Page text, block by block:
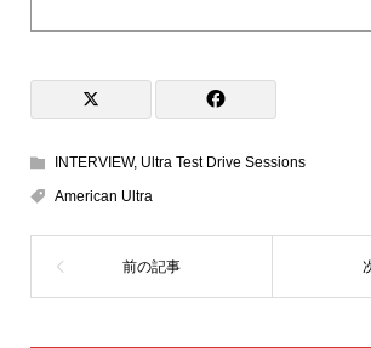
INTERVIEW, Ultra Test Drive Sessions
American Ultra